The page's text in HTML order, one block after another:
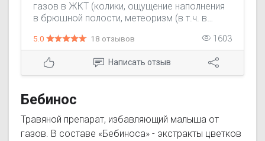
газов в ЖКТ (колики, ощущение наполнения
в брюшной полости, метеоризм (в т.ч. в
Ремгельда, аэрофагия); — подготовка к
диагностическим исследованиям органов
брюшной полости и малого таза
(рентгенография, сонография, гастроскопия
образования пены).
5.0 18 отзывов 1603
Написать отзыв
Бебинос
Травяной препарат, избавляющий малыша от
газов. В составе «Бебиноса» - экстракты цветков